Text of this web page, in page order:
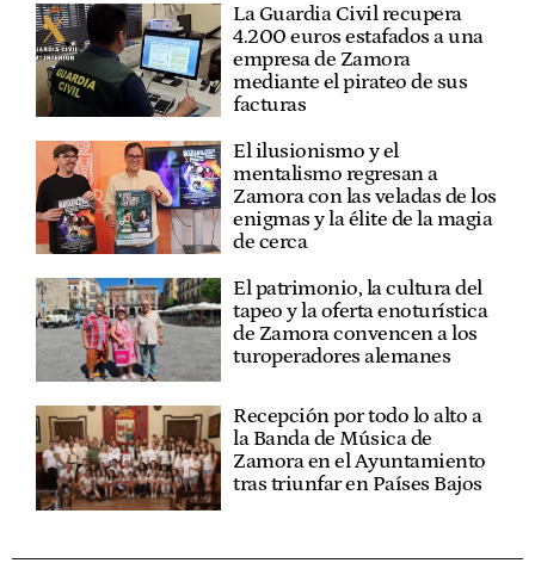
La Guardia Civil recupera
4.200 euros estafados a una
empresa de Zamora
mediante el pirateo de sus
facturas
El ilusionismo y el
mentalismo regresan a
Zamora con las veladas de los
enigmas y la élite de la magia
de cerca
El patrimonio, la cultura del
tapeo y la oferta enoturística
de Zamora convencen a los
turoperadores alemanes
Recepción por todo lo alto a
la Banda de Música de
Zamora en el Ayuntamiento
tras triunfar en Países Bajos